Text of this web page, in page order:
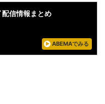
信情報まとめ
ABEMAでみる